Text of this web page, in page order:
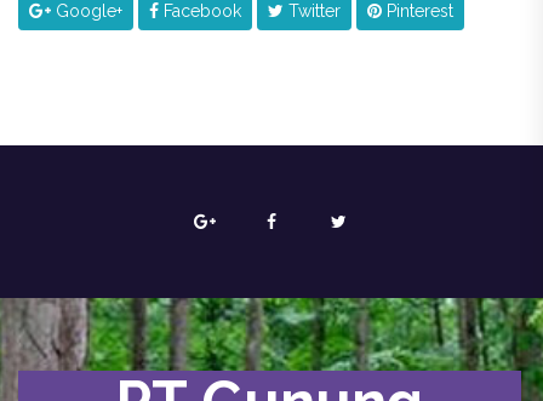
Google+ Facebook Twitter Pinterest